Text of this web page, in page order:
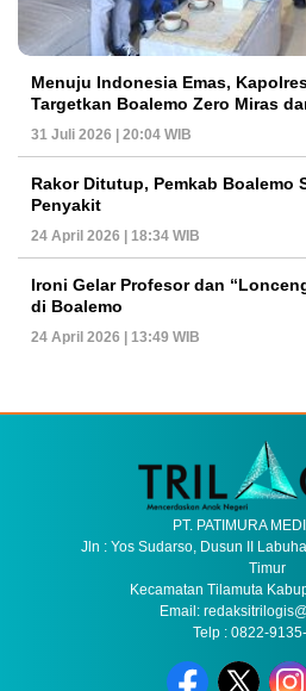
Menuju Indonesia Emas,
Targetkan Boalemo Zero Miras
31 Juli 2026 | 20:04 WIB
Rakor Ditutup, Pemkab Boalemo
Penyakit
24 April 2026 | 18:34 WIB
Ironi Gelar Profesor dan
di Boalemo
24 April 2026 | 13:49 WIB
PT. PATIMURA
Jln : Yos Sudarso, Dusun II
Timur
Kecamatan Tilamuta
Email:
Telp : 0822-